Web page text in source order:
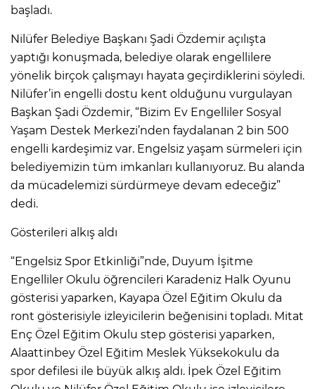
başladı.
Nilüfer Belediye Başkanı Şadi Özdemir açılışta
yaptığı konuşmada, belediye olarak engellilere
yönelik birçok çalışmayı hayata geçirdiklerini söyledi.
Nilüfer’in engelli dostu kent olduğunu vurgulayan
Başkan Şadi Özdemir, “Bizim Ev Engelliler Sosyal
Yaşam Destek Merkezi’nden faydalanan 2 bin 500
engelli kardeşimiz var. Engelsiz yaşam sürmeleri için
belediyemizin tüm imkanları kullanıyoruz. Bu alanda
da mücadelemizi sürdürmeye devam edeceğiz”
dedi.
Gösterileri alkış aldı
“Engelsiz Spor Etkinliği”nde, Duyum İşitme
Engelliler Okulu öğrencileri Karadeniz Halk Oyunu
gösterisi yaparken, Kayapa Özel Eğitim Okulu da
ront gösterisiyle izleyicilerin beğenisini topladı. Mitat
Enç Özel Eğitim Okulu step gösterisi yaparken,
Alaattinbey Özel Eğitim Meslek Yüksekokulu da
spor defilesi ile büyük alkış aldı. İpek Özel Eğitim